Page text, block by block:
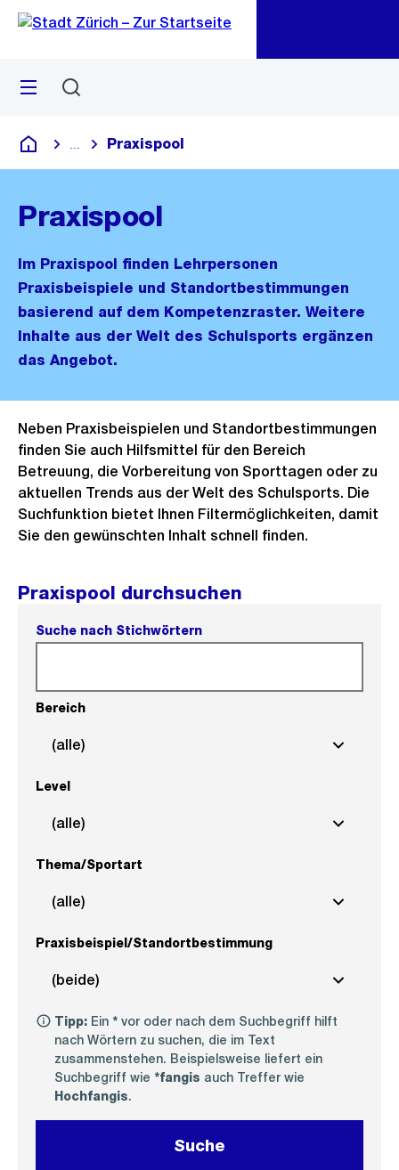
Navigation
Sprunglink
Menü
Deutsch
Blende alle Breadcrumbs ein
Praxispool
Praxispool
Im Praxispool finden Lehrpersonen
Praxisbeispiele und Standortbestimmungen
basierend auf dem Kompetenzraster. Weitere
Inhalte aus der Welt des Schulsports ergänzen
das Angebot.
Neben Praxisbeispielen und Standortbestimmungen
finden Sie auch Hilfsmittel für den Bereich
Betreuung, die Vorbereitung von Sporttagen oder zu
aktuellen Trends aus der Welt des Schulsports. Die
Suchfunktion bietet Ihnen Filtermöglichkeiten, damit
Sie den gewünschten Inhalt schnell finden.
Praxispool durchsuchen
Suche nach Stichwörtern
Bereich
(alle)
Level
(alle)
Thema/Sportart
(alle)
Praxisbeispiel/Standortbestimmung
(beide)
Tipp: Ein * vor oder nach dem Suchbegriff hilft
nach Wörtern zu suchen, die im Text
zusammenstehen. Beispielsweise liefert ein
Suchbegriff wie *fangis auch Treffer wie
Hochfangis.
Suche